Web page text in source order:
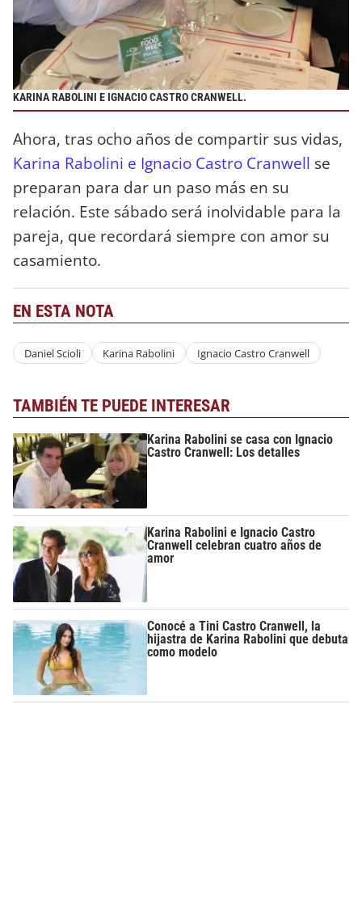
KARINA RABOLINI E IGNACIO CASTRO CRANWELL.
Ahora, tras ocho años de compartir sus vidas,
Karina Rabolini e Ignacio Castro Cranwell se
preparan para dar un paso más en su
relación. Este sábado será inolvidable para la
pareja, que recordará siempre con amor su
casamiento.
EN ESTA NOTA
Daniel Scioli Karina Rabolini Ignacio Castro Cranwell
TAMBIÉN TE PUEDE INTERESAR
Karina Rabolini se casa con Ignacio
Castro Cranwell: Los detalles
Karina Rabolini e Ignacio Castro
Cranwell celebran cuatro años de
amor
Conocé a Tini Castro Cranwell, la
hijastra de Karina Rabolini que debuta
como modelo